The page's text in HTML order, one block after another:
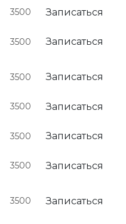
3500 Записаться
3500 Записаться
3500 Записаться
3500 Записаться
3500 Записаться
3500 Записаться
3500 Записаться